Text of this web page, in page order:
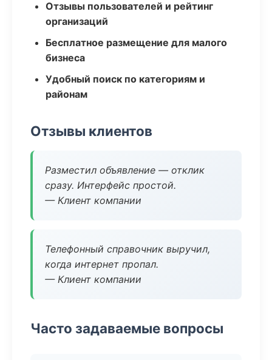
Отзывы пользователей и рейтинг
организаций
Бесплатное размещение для малого
бизнеса
Удобный поиск по категориям и
районам
Отзывы клиентов
Разместил объявление — отклик
сразу. Интерфейс простой.
— Клиент компании
Телефонный справочник выручил,
когда интернет пропал.
— Клиент компании
Часто задаваемые вопросы